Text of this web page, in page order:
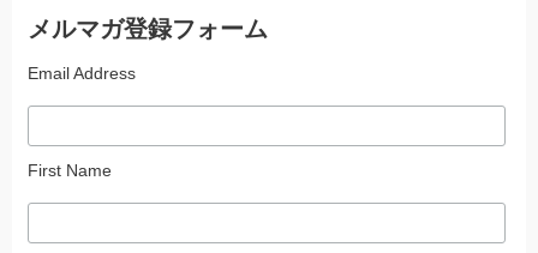
メルマガ登録フォーム
Email Address
First Name